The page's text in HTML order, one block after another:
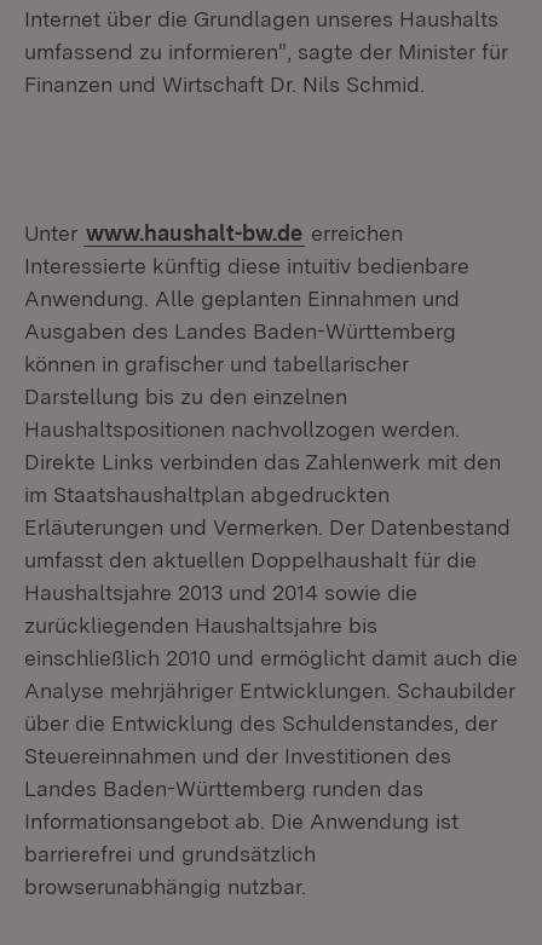
Internet über die Grundlagen unseres Haushalts
umfassend zu informieren", sagte der Minister für
Finanzen und Wirtschaft Dr. Nils Schmid.
Unter www.haushalt-bw.de erreichen
Interessierte künftig diese intuitiv bedienbare
Anwendung. Alle geplanten Einnahmen und
Ausgaben des Landes Baden-Württemberg
können in grafischer und tabellarischer
Darstellung bis zu den einzelnen
Haushaltspositionen nachvollzogen werden.
Direkte Links verbinden das Zahlenwerk mit den
im Staatshaushaltplan abgedruckten
Erläuterungen und Vermerken. Der Datenbestand
umfasst den aktuellen Doppelhaushalt für die
Haushaltsjahre 2013 und 2014 sowie die
zurückliegenden Haushaltsjahre bis
einschließlich 2010 und ermöglicht damit auch die
Analyse mehrjähriger Entwicklungen. Schaubilder
über die Entwicklung des Schuldenstandes, der
Steuereinnahmen und der Investitionen des
Landes Baden-Württemberg runden das
Informationsangebot ab. Die Anwendung ist
barrierefrei und grundsätzlich
browserunabhängig nutzbar.